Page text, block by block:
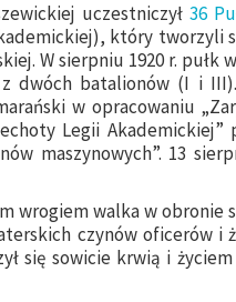
uczestniczył 36
który tworzyli
W sierpniu 1920 r. pułk
z dwóch batalionów (I i
w opracowaniu
Legii Akademickiej”
maszynowych”. 13
wrogiem walka w obronie
czynów oficerów i
się sowicie krwią i